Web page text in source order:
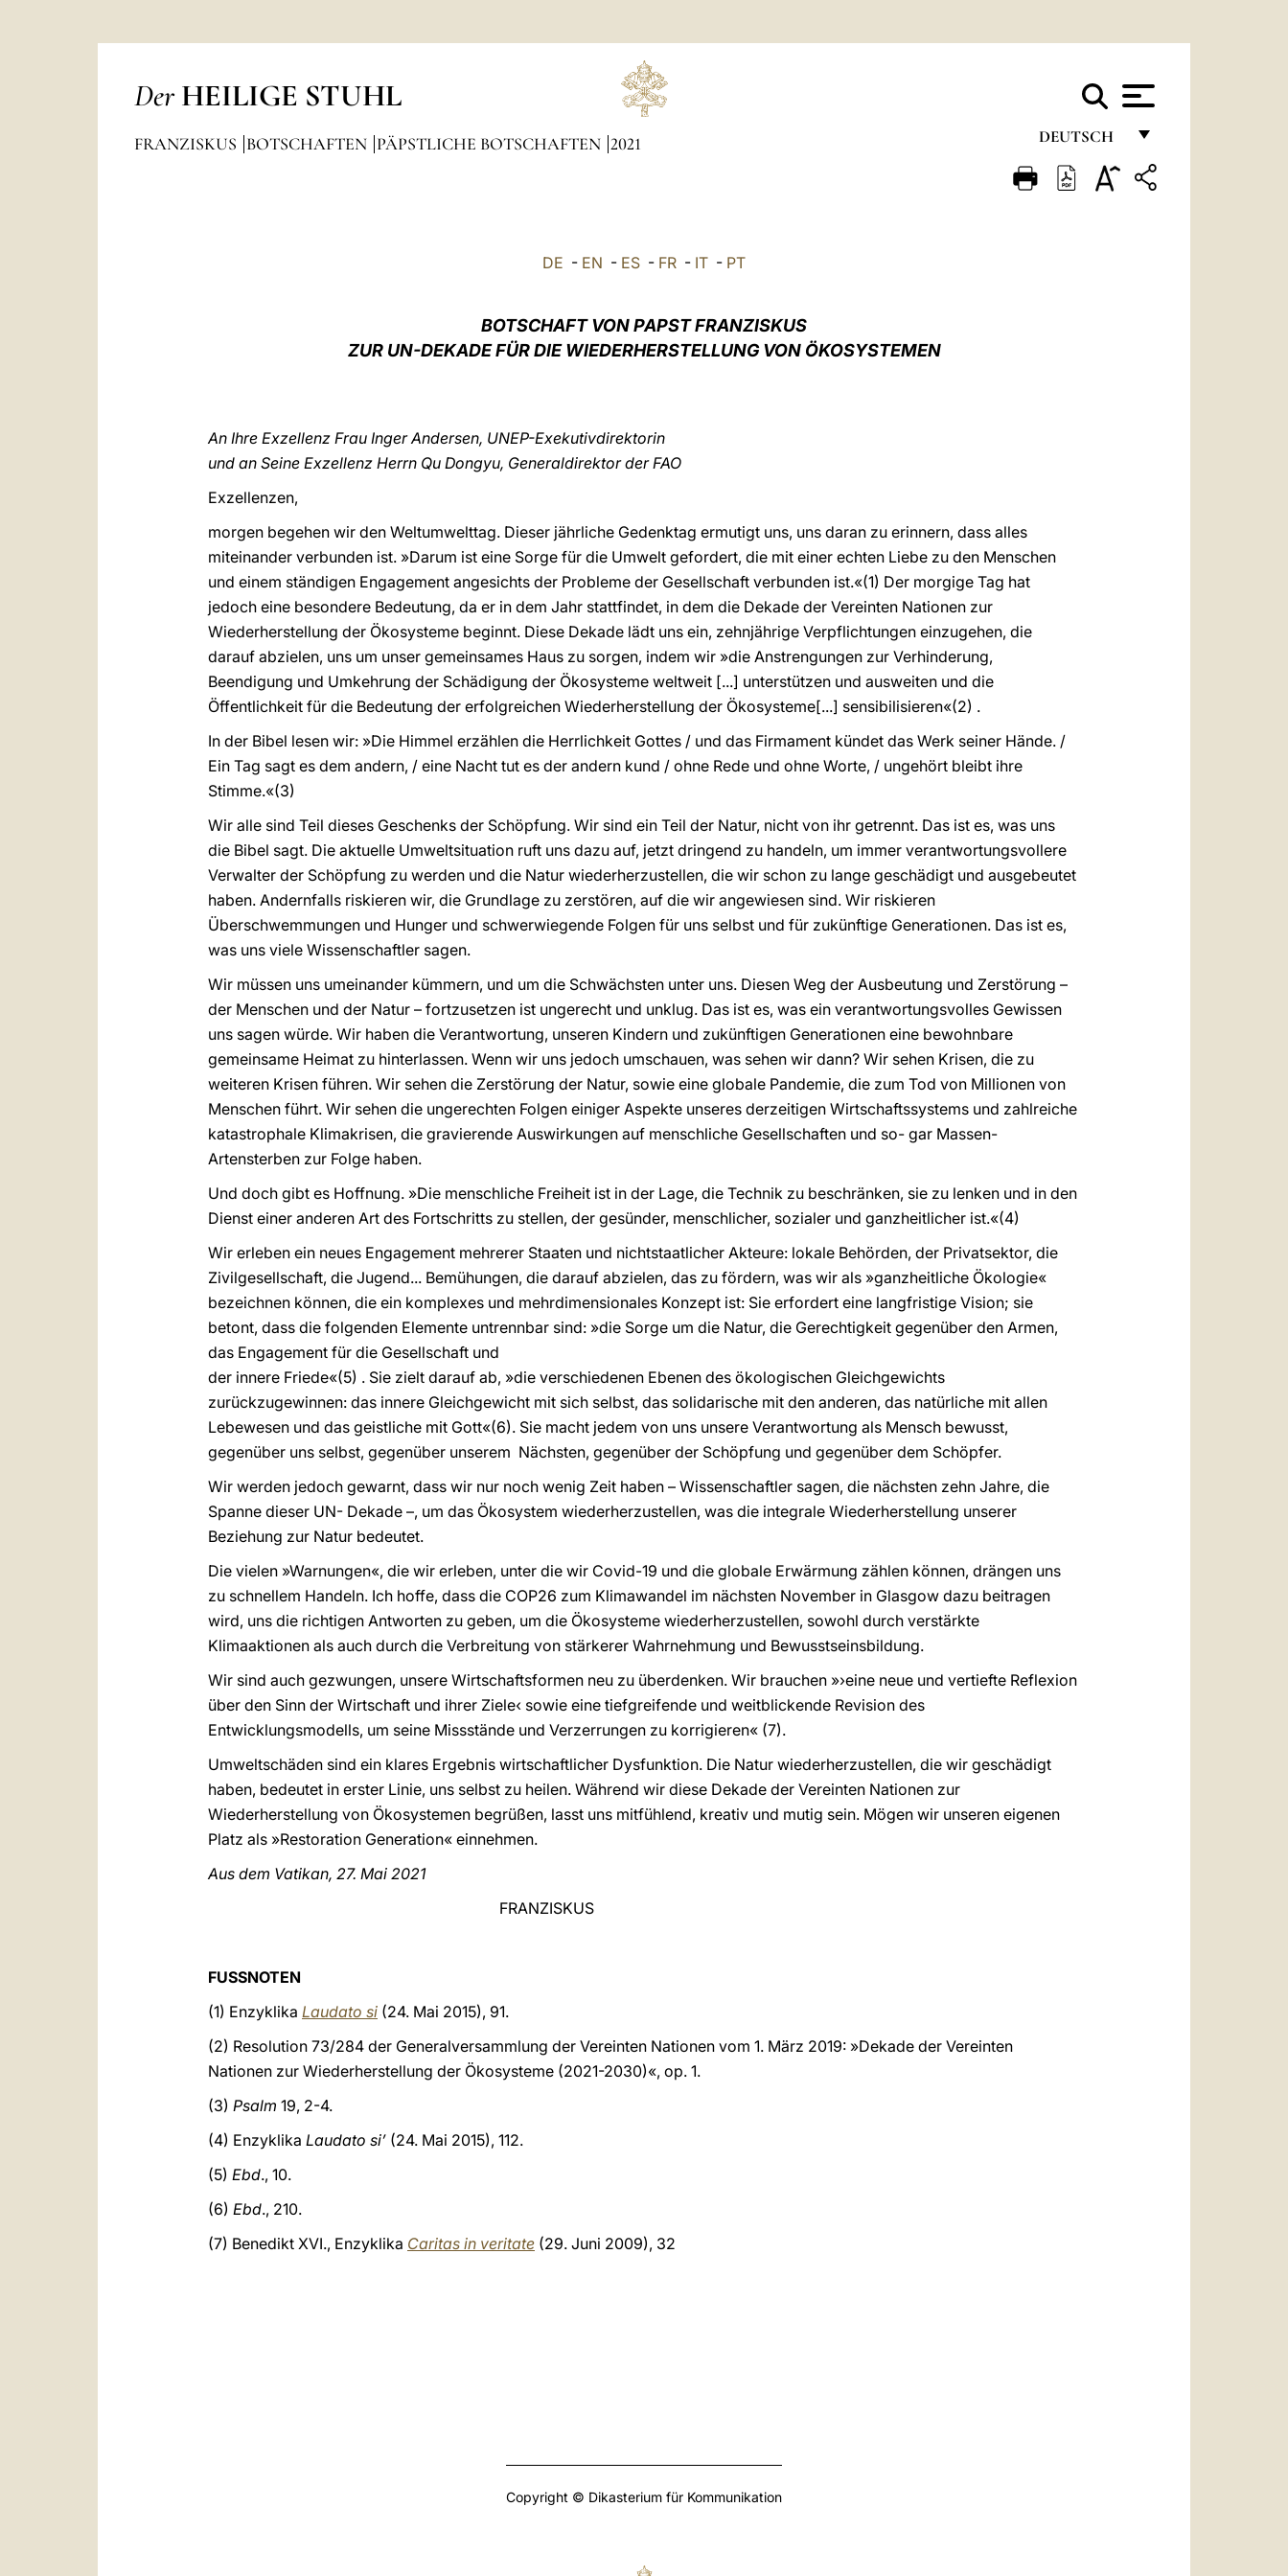
Der HEILIGE STUHL
DEUTSCH
FRANÇAIS
FRANZISKUS BOTSCHAFTEN PÄPSTLICHE BOTSCHAFTEN 2021
DE - EN - ES - FR - IT - PT
BOTSCHAFT VON PAPST FRANZISKUS
ZUR UN-DEKADE FÜR DIE WIEDERHERSTELLUNG VON ÖKOSYSTEMEN
An Ihre Exzellenz Frau Inger Andersen, UNEP-Exekutivdirektorin
und an Seine Exzellenz Herrn Qu Dongyu, Generaldirektor der FAO
Exzellenzen,
morgen begehen wir den Weltumwelttag. Dieser jährliche Gedenktag ermutigt uns, uns daran zu erinnern, dass alles
miteinander verbunden ist. »Darum ist eine Sorge für die Umwelt gefordert, die mit einer echten Liebe zu den Menschen
und einem ständigen Engagement angesichts der Probleme der Gesellschaft verbunden ist.«(1) Der morgige Tag hat
jedoch eine besondere Bedeutung, da er in dem Jahr stattfindet, in dem die Dekade der Vereinten Nationen zur
Wiederherstellung der Ökosysteme beginnt. Diese Dekade lädt uns ein, zehnjährige Verpflichtungen einzugehen, die
darauf abzielen, uns um unser gemeinsames Haus zu sorgen, indem wir »die Anstrengungen zur Verhinderung,
Beendigung und Umkehrung der Schädigung der Ökosysteme weltweit [...] unterstützen und ausweiten und die
Öffentlichkeit für die Bedeutung der erfolgreichen Wiederherstellung der Ökosysteme[...] sensibilisieren«(2) .
In der Bibel lesen wir: »Die Himmel erzählen die Herrlichkeit Gottes / und das Firmament kündet das Werk seiner Hände. /
Ein Tag sagt es dem andern, / eine Nacht tut es der andern kund / ohne Rede und ohne Worte, / ungehört bleibt ihre
Stimme.«(3)
Wir alle sind Teil dieses Geschenks der Schöpfung. Wir sind ein Teil der Natur, nicht von ihr getrennt. Das ist es, was uns
die Bibel sagt. Die aktuelle Umweltsituation ruft uns dazu auf, jetzt dringend zu handeln, um immer verantwortungsvollere
Verwalter der Schöpfung zu werden und die Natur wiederherzustellen, die wir schon zu lange geschädigt und ausgebeutet
haben. Andernfalls riskieren wir, die Grundlage zu zerstören, auf die wir angewiesen sind. Wir riskieren
Überschwemmungen und Hunger und schwerwiegende Folgen für uns selbst und für zukünftige Generationen. Das ist es,
was uns viele Wissenschaftler sagen.
Wir müssen uns umeinander kümmern, und um die Schwächsten unter uns. Diesen Weg der Ausbeutung und Zerstörung –
der Menschen und der Natur – fortzusetzen ist ungerecht und unklug. Das ist es, was ein verantwortungsvolles Gewissen
uns sagen würde. Wir haben die Verantwortung, unseren Kindern und zukünftigen Generationen eine bewohnbare
gemeinsame Heimat zu hinterlassen. Wenn wir uns jedoch umschauen, was sehen wir dann? Wir sehen Krisen, die zu
weiteren Krisen führen. Wir sehen die Zerstörung der Natur, sowie eine globale Pandemie, die zum Tod von Millionen von
Menschen führt. Wir sehen die ungerechten Folgen einiger Aspekte unseres derzeitigen Wirtschaftssystems und zahlreiche
katastrophale Klimakrisen, die gravierende Auswirkungen auf menschliche Gesellschaften und so- gar Massen-
Artensterben zur Folge haben.
Und doch gibt es Hoffnung. »Die menschliche Freiheit ist in der Lage, die Technik zu beschränken, sie zu lenken und in den
Dienst einer anderen Art des Fortschritts zu stellen, der gesünder, menschlicher, sozialer und ganzheitlicher ist.«(4)
Wir erleben ein neues Engagement mehrerer Staaten und nichtstaatlicher Akteure: lokale Behörden, der Privatsektor, die
Zivilgesellschaft, die Jugend... Bemühungen, die darauf abzielen, das zu fördern, was wir als »ganzheitliche Ökologie«
bezeichnen können, die ein komplexes und mehrdimensionales Konzept ist: Sie erfordert eine langfristige Vision; sie
betont, dass die folgenden Elemente untrennbar sind: »die Sorge um die Natur, die Gerechtigkeit gegenüber den Armen,
das Engagement für die Gesellschaft und
der innere Friede«(5) . Sie zielt darauf ab, »die verschiedenen Ebenen des ökologischen Gleichgewichts
zurückzugewinnen: das innere Gleichgewicht mit sich selbst, das solidarische mit den anderen, das natürliche mit allen
Lebewesen und das geistliche mit Gott«(6). Sie macht jedem von uns unsere Verantwortung als Mensch bewusst,
gegenüber uns selbst, gegenüber unserem Nächsten, gegenüber der Schöpfung und gegenüber dem Schöpfer.
Wir werden jedoch gewarnt, dass wir nur noch wenig Zeit haben – Wissenschaftler sagen, die nächsten zehn Jahre, die
Spanne dieser UN- Dekade –, um das Ökosystem wiederherzustellen, was die integrale Wiederherstellung unserer
Beziehung zur Natur bedeutet.
Die vielen »Warnungen«, die wir erleben, unter die wir Covid-19 und die globale Erwärmung zählen können, drängen uns
zu schnellem Handeln. Ich hoffe, dass die COP26 zum Klimawandel im nächsten November in Glasgow dazu beitragen
wird, uns die richtigen Antworten zu geben, um die Ökosysteme wiederherzustellen, sowohl durch verstärkte
Klimaaktionen als auch durch die Verbreitung von stärkerer Wahrnehmung und Bewusstseinsbildung.
Wir sind auch gezwungen, unsere Wirtschaftsformen neu zu überdenken. Wir brauchen »›eine neue und vertiefte Reflexion
über den Sinn der Wirtschaft und ihrer Ziele‹ sowie eine tiefgreifende und weitblickende Revision des
Entwicklungsmodells, um seine Missstände und Verzerrungen zu korrigieren« (7).
Umweltschäden sind ein klares Ergebnis wirtschaftlicher Dysfunktion. Die Natur wiederherzustellen, die wir geschädigt
haben, bedeutet in erster Linie, uns selbst zu heilen. Während wir diese Dekade der Vereinten Nationen zur
Wiederherstellung von Ökosystemen begrüßen, lasst uns mitfühlend, kreativ und mutig sein. Mögen wir unseren eigenen
Platz als »Restoration Generation« einnehmen.
Aus dem Vatikan, 27. Mai 2021
FRANZISKUS
FUSSNOTEN
(1) Enzyklika Laudato si (24. Mai 2015), 91.
(2) Resolution 73/284 der Generalversammlung der Vereinten Nationen vom 1. März 2019: »Dekade der Vereinten
Nationen zur Wiederherstellung der Ökosysteme (2021-2030)«, op. 1.
(3) Psalm 19, 2-4.
(4) Enzyklika Laudato si’ (24. Mai 2015), 112.
(5) Ebd., 10.
(6) Ebd., 210.
(7) Benedikt XVI., Enzyklika Caritas in veritate (29. Juni 2009), 32
Copyright © Dikasterium für Kommunikation